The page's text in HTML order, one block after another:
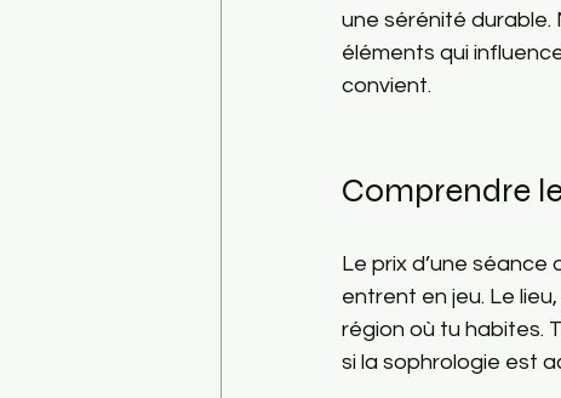
une sérénité durable.
éléments qui
convient.
Comprendre
Le prix d’une
entrent en jeu. Le
région où tu habites.
si la sophrologie est